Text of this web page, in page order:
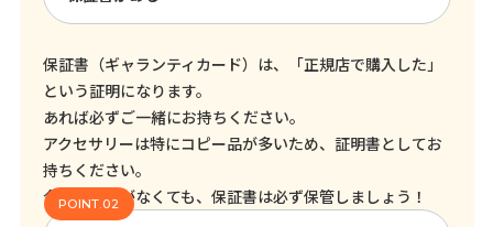
保証書（ギャランティカード）は、「正規店で購入した」
という証明になります。
あれば必ずご一緒にお持ちください。
アクセサリーは特にコピー品が多いため、証明書としてお
持ちください。
今売る予定がなくても、保証書は必ず保管しましょう！